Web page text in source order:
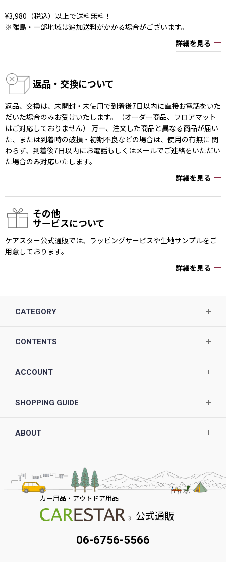
¥3,980（税込）以上で送料無料！
※離島・一部地域は追加送料がかかる場合がございます。
詳細を見る
返品・交換について
返品、交換は、未開封・未使用で到着後7日以内に直接お電話をいた
だいた場合のみお受けいたします。（オーダー商品、フロアマット
はご対応しておりません） 万一、注文した商品と異なる商品が届い
た、または到着時の破損・初期不良などの場合は、使用の有無に 関
わらず、到着後7日以内にお電話もしくはメールでご連絡をいただい
た場合のみ対応いたします。
詳細を見る
その他
サービスについて
ケアスター公式通販では、ラッピングサービスや生地サンプルをご
用意しております。
詳細を見る
CATEGORY
CONTENTS
ACCOUNT
SHOPPING GUIDE
ABOUT
カー用品・アウトドア用品
公式通販
06-6756-5566